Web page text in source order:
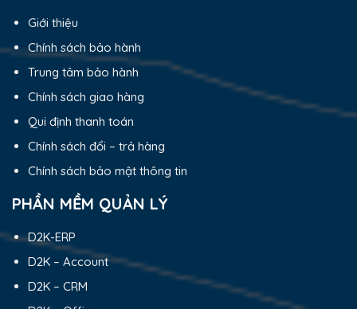
Giới thiệu
Chính sách bảo hành
Trung tâm bảo hành
Chính sách giao hàng
Qui định thanh toán
Chính sách đổi – trả hàng
Chính sách bảo mật thông tin
PHẦN MỀM QUẢN LÝ
D2K-ERP
D2K – Account
D2K – CRM